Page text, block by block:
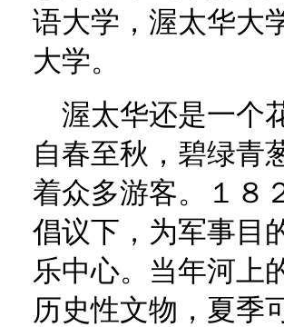
语大学，渥太华大
大学。
渥太华还是一个
自春至秋，碧绿青
着众多游客。１８
倡议下，为军事目
乐中心。当年河上
历史性文物，夏季